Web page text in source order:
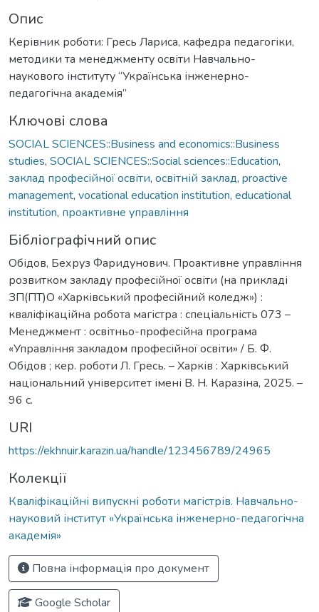
Опис
Керівник роботи: Гресь Лариса, кафедра педагогіки,
методики та менеджменту освіти Навчально-
наукового інституту “Українська інженерно-
педагогічна академія”
Ключові слова
SOCIAL SCIENCES::Business and economics::Business
studies, SOCIAL SCIENCES::Social sciences::Education,
заклад професійної освіти, освітній заклад, proactive
management, vocational education institution, educational
institution, проактивне управління
Бібліографічний опис
Обідов, Бехруз Фаридунович. Проактивне управління
розвитком закладу професійної освіти (на прикладі
ЗП(ПТ)О «Харківський професійний коледж») :
кваліфікаційна робота магістра : спеціальність 073 –
Менеджмент : освітньо-професійна програма
«Управління закладом професійної освіти» / Б. Ф.
Обідов ; кер. роботи Л. Гресь. – Харків : Харківський
національний університет імені В. Н. Каразіна, 2025. –
96 с.
URI
https://ekhnuir.karazin.ua/handle/123456789/24965
Колекції
Кваліфікаційні випускні роботи магістрів. Навчально-
науковий інститут «Українська інженерно-педагогічна
академія»
Повна інформація про документ
Google Scholar